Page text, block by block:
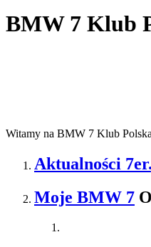
BMW 7 Klub
Witamy na BMW 7 Klub
Aktualności
Moje BMW 7